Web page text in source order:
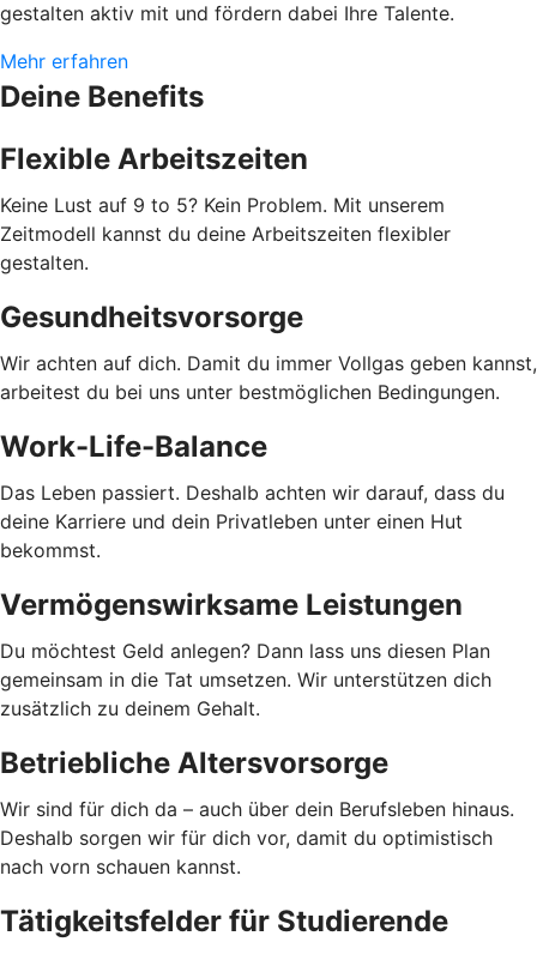
gestalten aktiv mit und fördern dabei Ihre Talente.
Mehr erfahren
Deine Benefits
Flexible Arbeitszeiten
Keine Lust auf 9 to 5? Kein Problem. Mit unserem
Zeitmodell kannst du deine Arbeitszeiten flexibler
gestalten.
Gesundheitsvorsorge
Wir achten auf dich. Damit du immer Vollgas geben kannst,
arbeitest du bei uns unter bestmöglichen Bedingungen.
Work-Life-Balance
Das Leben passiert. Deshalb achten wir darauf, dass du
deine Karriere und dein Privatleben unter einen Hut
bekommst.
Vermögenswirksame Leistungen
Du möchtest Geld anlegen? Dann lass uns diesen Plan
gemeinsam in die Tat umsetzen. Wir unterstützen dich
zusätzlich zu deinem Gehalt.
Betriebliche Altersvorsorge
Wir sind für dich da – auch über dein Berufsleben hinaus.
Deshalb sorgen wir für dich vor, damit du optimistisch
nach vorn schauen kannst.
Tätigkeitsfelder für Studierende